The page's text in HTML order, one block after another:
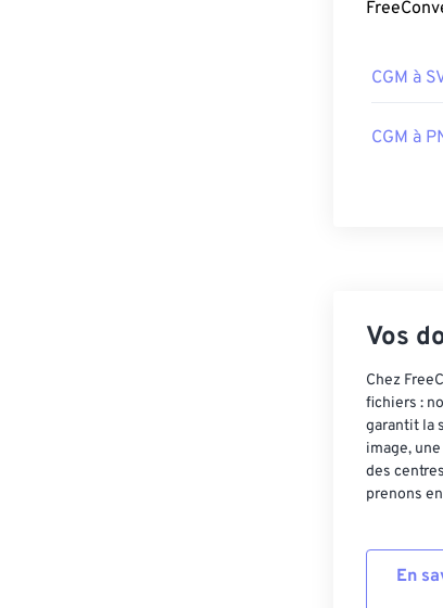
CGM à
CGM à
Vos
Chez
fichiers :
garantit la
image,
des
prenons
En